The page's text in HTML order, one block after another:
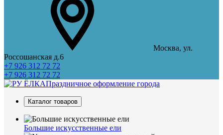
Москва, ул.
Россошанская д.6
+7 926 312 72 72
+7 926 312 72 72
Праздничное оформление города
Каталог товаров
Большие искусственные ели